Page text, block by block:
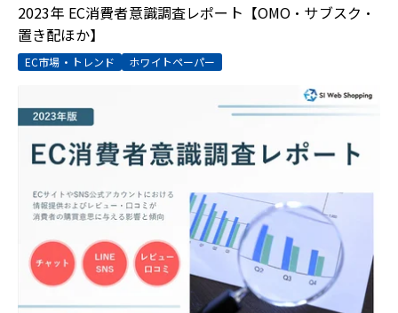
2023年 EC消費者意識調査レポート【OMO・サブスク・
置き配ほか】
EC市場・トレンド ホワイトペーパー